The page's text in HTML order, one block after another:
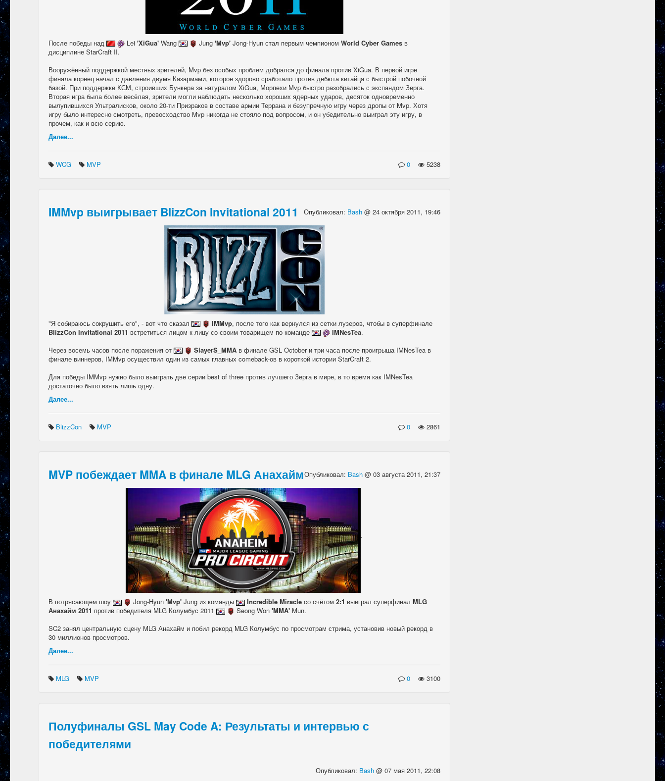
После победы над Lei 'XiGua' Wang Jung'Mvp'Jong-Hyun стал первым чемпионом World Cyber Gamesв
дисциплине StarCraft II.
Вооружённый поддержкой местных зрителей, Mvp без особых проблем добрался до финала против XiGua. В первой игре
финала кореец начал с давления двумя Казармами, которое здорово сработало против дебюта китайца с быстрой побочной
базой. При поддержке КСМ, строивших Бункера за натуралом XiGua, Морпехи Mvp быстро разобрались с экспандом Зерга.
Вторая игра была более весёлая, зрители могли наблюдать несколько хороших ядерных ударов, десяток одновременно
вылупившихся Ультралисков, около 20-ти Призраков в составе армии Террана и безупречную игру через дропы от Mvp. Хотя
игру было интересно смотреть, превосходство Mvp никогда не стояло под вопросом, и он убедительно выиграл эту игру, в
прочем, как и всю серию.
Далее...
WCG MVP 0 5238
IMMvp выигрывает BlizzCon Invitational 2011 Опубликовал: Bash @ 24 октября 2011, 19:46
"Я собираюсь сокрушить его", - вот что сказал IMMvp, после того как вернулся из сетки лузеров, чтобы в суперфинале
BlizzCon Invitational 2011 встретиться лицом к лицу со своим товарищем по команде IMNesTea.
Через восемь часов после поражения от
SlayerS_MMAв финале GSL October и три часа после проигрыша IMNesTea в
финале виннеров, IMMvp осуществил один из самых главных comeback-ов в короткой истории StarCraft 2.
Для победы IMMvp нужно было выиграть две серии best of three против лучшего Зерга в мире, в то время как IMNesTea
достаточно было взять лишь одну.
Далее...
BlizzCon MVP 0 2861
MVP побеждает MMA в финале MLG АнахаймОпубликовал: Bash @ 03 августа 2011, 21:37
`
В потрясающем шоу Jong-Hyun 'Mvp' Jung из команды Incredible Miracleсо счётом 2:1 выиграл суперфинал MLG
Анахайм 2011 против победителя MLG Колумбус 2011 Seong Won 'MMA' Mun.
SC2 занял центральную сцену MLG Анахайм и побил рекорд MLG Колумбус по просмотрам стрима, установив новый рекорд в
30 миллионов просмотров.
Далее...
MLG MVP 0 3100
Полуфиналы GSL May Code A: Результаты и интервью с
победителями
Опубликовал: Bash @ 07 мая 2011, 22:08